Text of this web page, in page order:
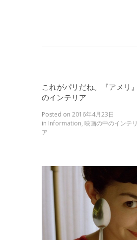
これがパリだね。『アメリ
のインテリア
Posted on 2016年4月23日
in Information, 映画の中のインテリ
ア